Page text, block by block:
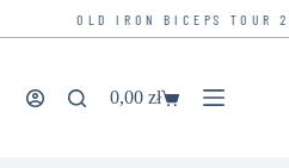
OLD IRON BICEPS TOUR
Koszyk
0,00zł